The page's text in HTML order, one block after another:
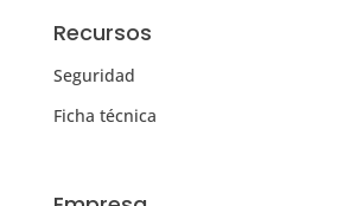
Recursos
Seguridad
Ficha técnica